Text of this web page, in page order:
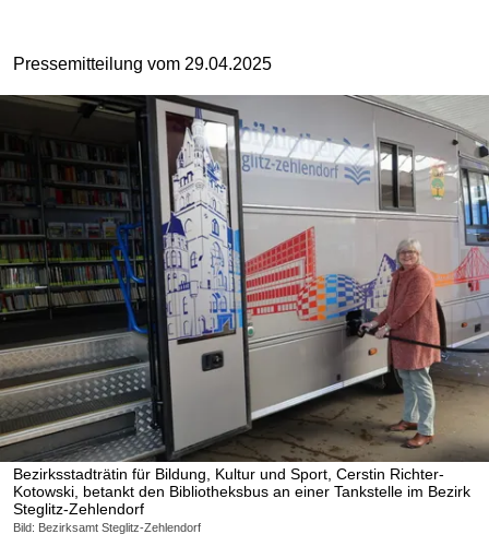
Pressemitteilung vom 29.04.2025
Bezirksstadträtin für Bildung, Kultur und Sport, Cerstin Richter-
Kotowski, betankt den Bibliotheksbus an einer Tankstelle im Bezirk
Steglitz-Zehlendorf
Bild: Bezirksamt Steglitz-Zehlendorf